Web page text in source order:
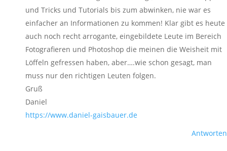
und Tricks und Tutorials bis zum abwinken, nie war es
einfacher an Informationen zu kommen! Klar gibt es heute
auch noch recht arrogante, eingebildete Leute im Bereich
Fotografieren und Photoshop die meinen die Weisheit mit
Löffeln gefressen haben, aber….wie schon gesagt, man
muss nur den richtigen Leuten folgen.
Gruß
Daniel
https://www.daniel-gaisbauer.de
Antworten